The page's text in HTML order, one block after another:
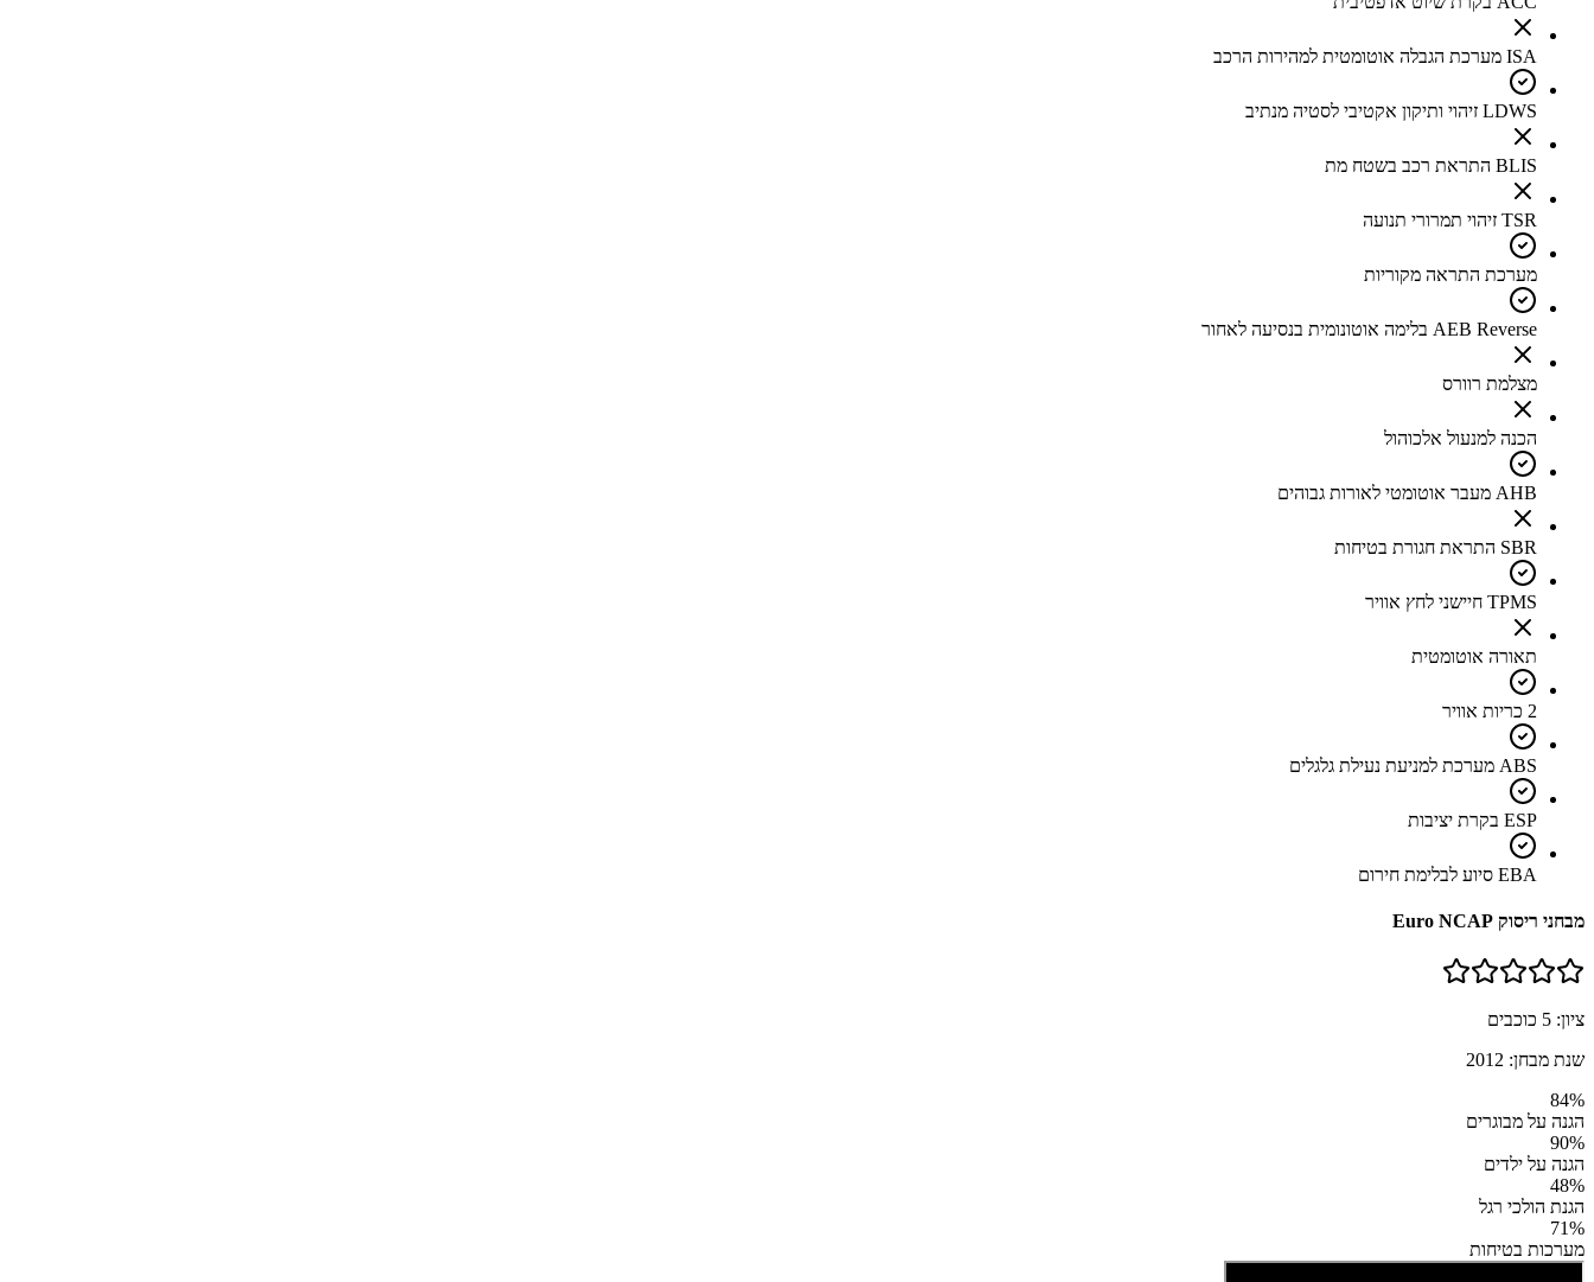
ISA מערכת הגבלה אוטומטית למהירות הרכב
LDWS זיהוי ותיקון אקטיבי לסטיה מנתיב
BLIS התראת רכב בשטח מת
TSR זיהוי תמרורי תנועה
מערכת התראה מקוריות
AEB Reverse בלימה אוטונומית בנסיעה לאחור
מצלמת רוורס
הכנה למנעול אלכוהול
AHB מעבר אוטומטי לאורות גבוהים
SBR התראת חגורת בטיחות
TPMS חיישני לחץ אוויר
תאורה אוטומטית
2 כריות אוויר
ABS מערכת למניעת נעילת גלגלים
ESP בקרת יציבות
EBA סיוע לבלימת חירום
מבחני ריסוק Euro NCAP
ציון: 5 כוכבים
שנת מבחן: 2012
84%
הגנה על מבוגרים
90%
הגנה על ילדים
48%
הגנת הולכי רגל
71%
מערכות בטיחות